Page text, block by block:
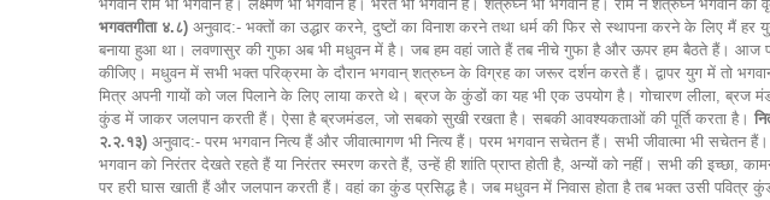
भगवान राम भी भगवान हैं। लक्ष्मण भी भगवान हैं। भरत भी भगवान हैं। शत्रुघ्न भी भगवान हैं। राम ने शत्रुघ्न भगवान को
भगवतगीता ४.८) अनुवाद:- भक्तों का उद्धार करने, दुष्टों का विनाश करने तथा धर्म की फिर से स्थापना करने के लिए मैं
बनाया हुआ था। लवणासुर की गुफा अब भी मधुवन में है। जब हम वहां जाते हैं तब नीचे गुफा है और ऊपर हम बैठते हैं। आज
कीजिए। मधुवन में सभी भक्त परिक्रमा के दौरान भगवान् शत्रुघ्न के विग्रह का जरूर दर्शन करते हैं। द्वापर युग में तो
मित्र अपनी गायों को जल पिलाने के लिए लाया करते थे। ब्रज के कुंडों का यह भी एक उपयोग है। गोचारण लीला, ब्रज
कुंड में जाकर जलपान करती हैं। ऐसा है ब्रजमंडल, जो सबको सुखी रखता है। सबकी आवश्यकताओं की पूर्ति करता है।
२.२.१३) अनुवाद:- परम भगवान नित्य हैं और जीवात्मागण भी नित्य हैं। परम भगवान सचेतन हैं। सभी जीवात्मा भी
भगवान को निरंतर देखते रहते हैं या निरंतर स्मरण करते हैं, उन्हें ही शांति प्राप्त होती है, अन्यों को नहीं। सभी की
पर हरी घास खाती हैं और जलपान करती हैं। वहां का कुंड प्रसिद्ध है। जब मधुवन में निवास होता है तब भक्त उसी